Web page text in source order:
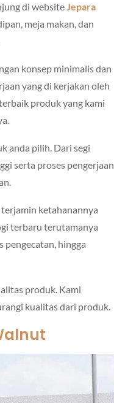
di websiteJepara
meja makan, dan
konsep minimalis dan
yang di kerjakan oleh
produk yang kami
anda pilih. Dari segi
serta proses pengerjaan
ketahanannya
terbaru terutamanya
pengecatan, hingga
produk. Kami
kualitas dari produk.